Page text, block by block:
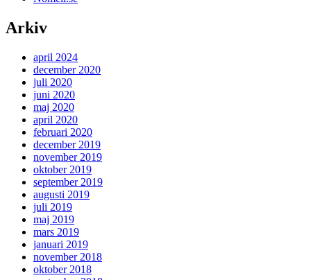
Arkiv
april 2024
december 2020
juli 2020
juni 2020
maj 2020
april 2020
februari 2020
december 2019
november 2019
oktober 2019
september 2019
augusti 2019
juli 2019
maj 2019
mars 2019
januari 2019
november 2018
oktober 2018